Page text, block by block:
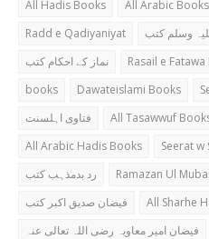
All Hadis Books
All Arabic Books
Radd e Qadiyaniyat
وسلم کتب
نماز کے احکام کتب
Rasail e Fatawa
books
Dawateislami Books
فتاوی اہلسنت
All Tasawwuf
All Arabic Hadis Books
Seerat w
رد بدمذہب کتب
Ramazan Ul
فیضان صدیق اکبر کتب
All Sharhe
فیضان امیر معاویہ رضی اللہ تعالی عنہ